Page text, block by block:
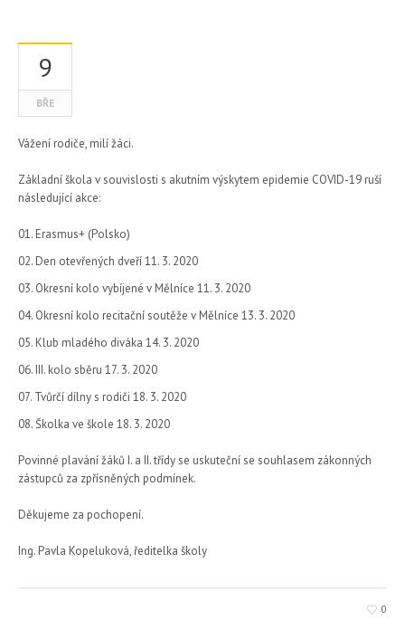
9
BŘE
Vážení rodiče, milí žáci.
Základní škola v souvislosti s akutním výskytem epidemie COVID-19 ruší
následující akce:
Erasmus+ (Polsko)
Den otevřených dveří 11. 3. 2020
Okresní kolo vybíjené v Mělníce 11. 3. 2020
Okresní kolo recitační soutěže v Mělníce 13. 3. 2020
Klub mladého diváka 14. 3. 2020
III. kolo sběru 17. 3. 2020
Tvůrčí dílny s rodiči 18. 3. 2020
Školka ve škole 18. 3. 2020
Povinné plavání žáků I. a II. třídy se uskuteční se souhlasem zákonných
zástupců za zpřísněných podmínek.
Děkujeme za pochopení.
Ing. Pavla Kopeluková, ředitelka školy
0